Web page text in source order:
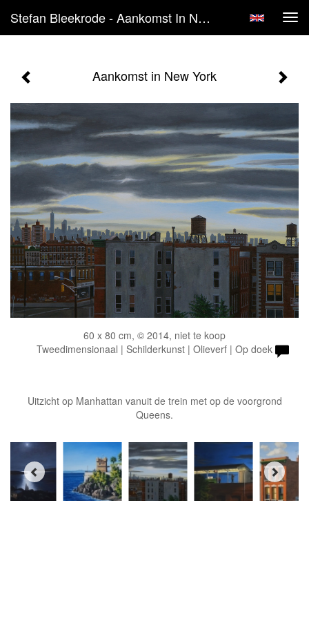
Stefan Bleekrode - Aankomst In New York
Aankomst in New York
60 x 80 cm, © 2014, niet te koop
Tweedimensionaal | Schilderkunst | Olieverf | Op doek
Uitzicht op Manhattan vanuit de trein met op de voorgrond
Queens.